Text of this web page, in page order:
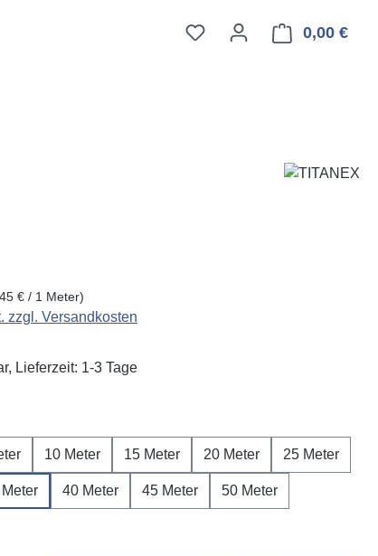
0,00 €
€ / 1 Meter)
zzgl. Versandkosten
Lieferzeit: 1-3 Tage
10 Meter 15 Meter 20 Meter 25 Meter
40 Meter 45 Meter 50 Meter